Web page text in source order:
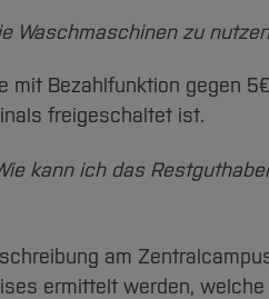
Waschmaschinen zu
mit Bezahlfunktion gegen
freigeschaltet ist.
kann ich das
am
ermittelt werden, welche